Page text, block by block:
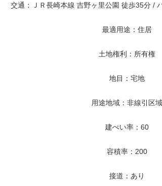
交通：ＪＲ長崎本線 吉野ヶ里公園 徒歩35分 /
最適用途：住居
土地権利：所有権
地目：宅地
用途地域：非線引区域
建ぺい率：60
容積率：200
接道：あり